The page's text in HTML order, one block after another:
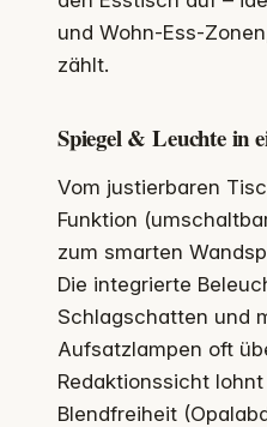
und Wohn-Ess-
zählt.
Spiegel & Leuchte in
Vom justierbaren
Funktion
zum smarten
Die integrierte
Schlagschatten und
Aufsatzlampen oft
Redaktionssicht
Blendfreiheit